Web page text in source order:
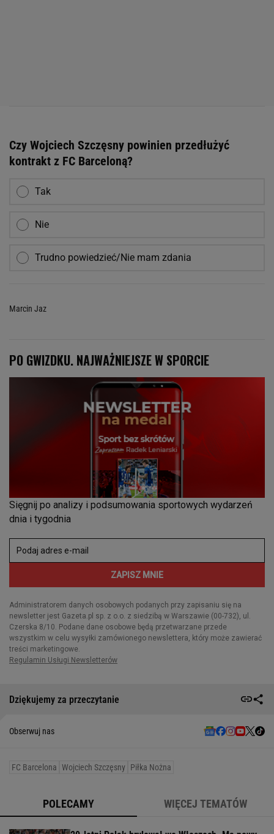
Czy Wojciech Szczęsny powinien przedłużyć
kontrakt z FC Barceloną?
Tak
Nie
Trudno powiedzieć/Nie mam zdania
Marcin Jaz
Dziękujemy za przeczytanie
Obserwuj nas
FC Barcelona Wojciech Szczęsny Piłka Nożna
POLECAMY WIĘCEJ TEMATÓW